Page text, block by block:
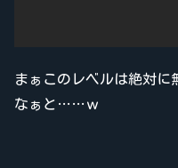
まぁこのレベルは絶対に
なぁと……ｗ